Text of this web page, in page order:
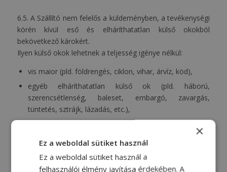
6.5. A Szállító nem felelős a küldeményben, a tevékenységi
körén kívül eső és elháríthatatlan külső okokból
bekövetkező károkért.
Ilyen külső okok lehetnek a teljesség igénye nélkül:
vis maior (pld. földrengés, ciklon, vihar, árvíz, köd),
egyéb elháríthatatlan külső ok (pld. háború,
szerencsétlenség, baleset, embargó, zavargás,
tüntetés, sztrájk, lázadás, etc.),
bármilyen hiba, hiányosság, akkor is, ha erről a
küldemény átvételekor a Szállítónak tudomása volt,
a Szállító hatáskörén kívüli személy, pld. a küldemény
×
Ez a weboldal sütiket használ
Ez a weboldal sütiket használ a
felhasználói élmény javítása érdekében. A